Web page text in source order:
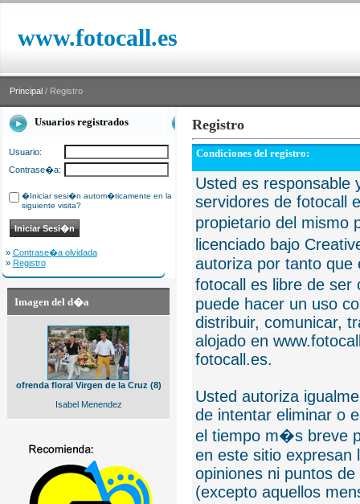
www.fotocall.es
Principal / Registro
Usuarios registrados
Usuario:
Contrase�a:
�Iniciar sesi�n autom�ticamente en la
siguiente visita?
» Contrase�a olvidada
» Registro
Imagen del d�a
ofrenda floral Virgen de la Cruz (8)
Isabel Menendez
Registro
Condiciones del registro:
Usted es responsable
servidores de fotocall
propietario del mismo
licenciado bajo
autoriza por tanto que
fotocall es libre de
puede hacer un uso
distribuir, comunicar,
alojado en
fotocall.es.
Usted autoriza
de intentar eliminar o
el tiempo m�s breve
en este sitio expresan
opiniones ni puntos
(excepto aquellos